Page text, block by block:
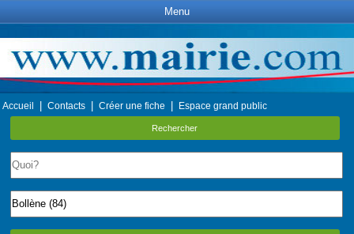
Menu
Accueil Contacts Créer une fiche Espace grand public
Rechercher